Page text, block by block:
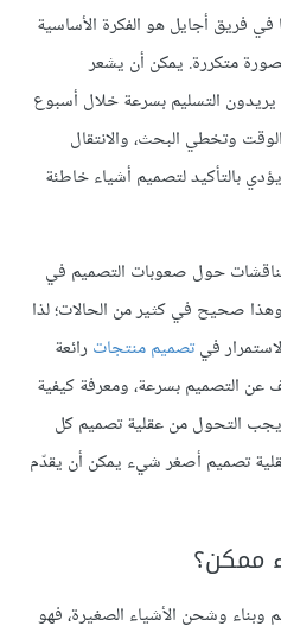
فريق أجايل هو الفكرة الأساسية
متكررة. يمكن أن يشعر
التسليم بسرعة خلال أسبوع
وتخطي البحث، والانتقال
بالتأكيد لتصميم أشياء خاطئة
حول صعوبات التصميم في
صحيح في كثير من الحالات؛ لذا
فيتصميم منتجات رائعة
التصميم بسرعة، ومعرفة كيفية
يجب التحول من عقلية تصميم كل
تصميم أصغر شيء يمكن أن يقدّم
ممكن؟
وشحن الأشياء الصغيرة، فهو